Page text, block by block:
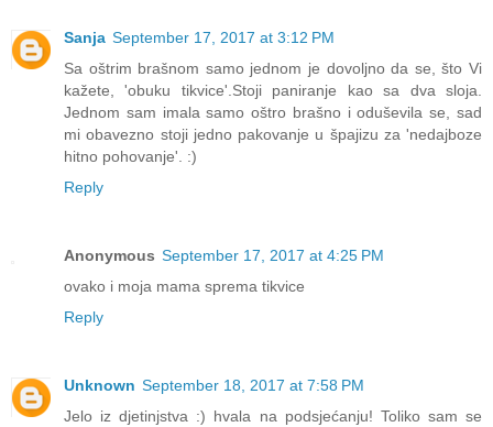
Sanja September 17, 2017 at 3:12 PM
Sa oštrim brašnom samo jednom je dovoljno da se, što Vi
kažete, 'obuku tikvice'.Stoji paniranje kao sa dva sloja.
Jednom sam imala samo oštro brašno i oduševila se, sad
mi obavezno stoji jedno pakovanje u špajizu za 'nedajboze
hitno pohovanje'. :)
Reply
Anonymous September 17, 2017 at 4:25 PM
ovako i moja mama sprema tikvice
Reply
Unknown September 18, 2017 at 7:58 PM
Jelo iz djetinjstva :) hvala na podsjećanju! Toliko sam se